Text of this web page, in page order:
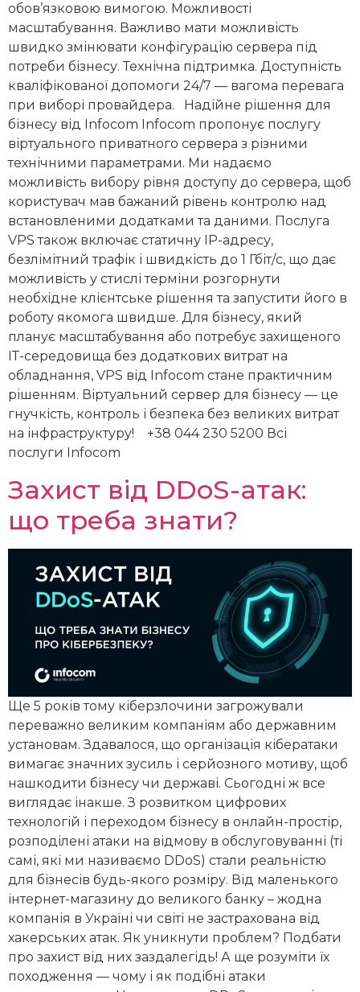
обов’язковою вимогою. Можливості
масштабування. Важливо мати можливість
швидко змінювати конфігурацію сервера під
потреби бізнесу. Технічна підтримка. Доступність
кваліфікованої допомоги 24/7 — вагома перевага
при виборі провайдера. Надійне рішення для
бізнесу від Infocom Infocom пропонує послугу
віртуального приватного сервера з різними
технічними параметрами. Ми надаємо
можливість вибору рівня доступу до сервера, щоб
користувач мав бажаний рівень контролю над
встановленими додатками та даними. Послуга
VPS також включає статичну IP-адресу,
безлімітний трафік і швидкість до 1 Гбіт/с, що дає
можливість у стислі терміни розгорнути
необхідне клієнтське рішення та запустити його в
роботу якомога швидше. Для бізнесу, який
планує масштабування або потребує захищеного
ІТ-середовища без додаткових витрат на
обладнання, VPS від Infocom стане практичним
рішенням. Віртуальний сервер для бізнесу — це
гнучкість, контроль і безпека без великих витрат
на інфраструктуру! +38 044 230 5200 Всі
послуги Infocom
Захист від DDoS-атак:
що треба знати?
Ще 5 років тому кіберзлочини загрожували
переважно великим компаніям або державним
установам. Здавалося, що організація кібератаки
вимагає значних зусиль і серйозного мотиву, щоб
нашкодити бізнесу чи державі. Сьогодні ж все
виглядає інакше. З розвитком цифрових
технологій і переходом бізнесу в онлайн-простір,
розподілені атаки на відмову в обслуговуванні (ті
самі, які ми називаємо DDoS) стали реальністю
для бізнесів будь-якого розміру. Від маленького
інтернет-магазину до великого банку – жодна
компанія в Україні чи світі не застрахована від
хакерських атак. Як уникнути проблем? Подбати
про захист від них заздалегідь! А ще розуміти їх
походження — чому і як подібні атаки